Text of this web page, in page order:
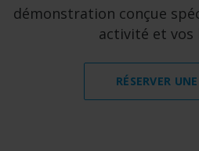
démonstration conçue
activité et vos
RÉSERVER